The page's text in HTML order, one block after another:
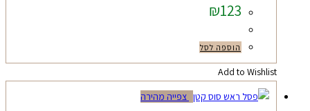
₪123
הוספה לסל
Add to Wishlist
צפייה מהירה